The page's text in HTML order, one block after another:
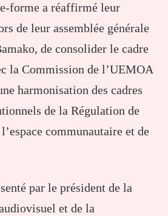
forme a réaffirmé leur
de leur assemblée générale
de consolider le cadre
la Commission de l’UEMOA
harmonisation des cadres
de la Régulation de
communautaire et de
par le président de la
et de la